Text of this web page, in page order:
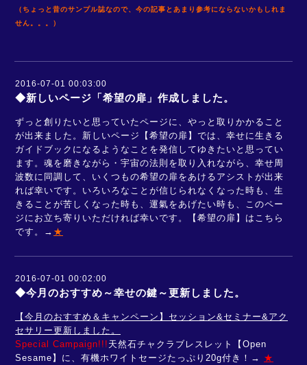
（ちょっと昔のサンプル誌なので、今の記事とあまり参考にならないかもしれま
せん。。。）
2016-07-01 00:03:00
◆新しいページ「希望の扉」作成しました。
ずっと創りたいと思っていたページに、やっと取りかかること
が出来ました。新しいページ【希望の扉】では、幸せに生きる
ガイドブックになるようなことを発信してゆきたいと思ってい
ます。魂を磨きながら・宇宙の法則を取り入れながら、幸せ周
波数に同調して、いくつもの希望の扉をあけるアシストが出来
れば幸いです。いろいろなことが信じられなくなった時も、生
きることが苦しくなった時も、運氣をあげたい時も、このペー
ジにお立ち寄りいただければ幸いです。【希望の扉】はこちら
です。→ ★
2016-07-01 00:02:00
◆今月のおすすめ～幸せの鍵～更新しました。
【今月のおすすめ＆キャンペーン】セッション&セミナー&アク
セサリー更新しました。
Special Campaign!!! 天然石チャクラブレスレット【Open
Sesame】に、有機ホワイトセージたっぷり20g付き！→ ★